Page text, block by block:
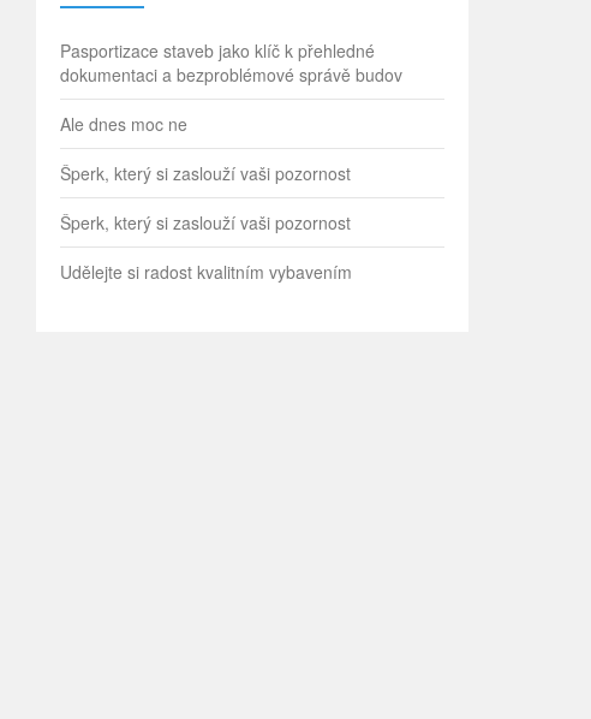
Pasportizace staveb jako klíč k přehledné
dokumentaci a bezproblémové správě budov
Ale dnes moc ne
Šperk, který si zaslouží vaši pozornost
Šperk, který si zaslouží vaši pozornost
Udělejte si radost kvalitním vybavením